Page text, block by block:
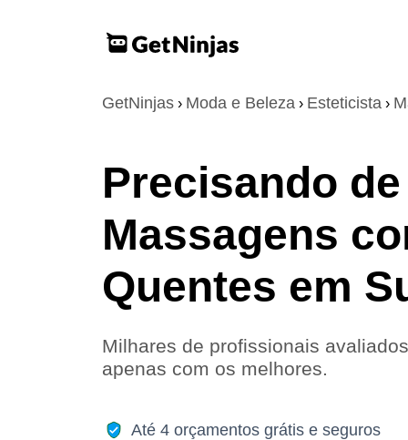
GetNinjas › Moda e Beleza › Esteticista ›
Precisando
Massagens
Quentes em
Milhares de profissionais
apenas com os melhores.
Até 4 orçamentos grátis e seguros